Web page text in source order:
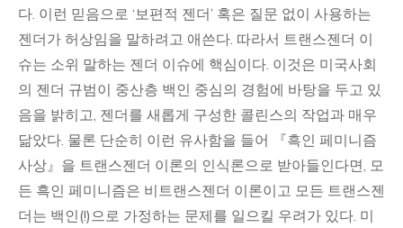
다. 이런 믿음으로 ‘보편적 젠더’ 혹은 질문 없이 사용하는
젠더가 허상임을 말하려고 애쓴다. 따라서 트랜스젠더 이
슈는 소위 말하는 젠더 이슈에 핵심이다. 이것은 미국사회
의 젠더 규범이 중산층 백인 중심의 경험에 바탕을 두고 있
음을 밝히고, 젠더를 새롭게 구성한 콜린스의 작업과 매우
닮았다. 물론 단순히 이런 유사함을 들어 『흑인 페미니즘
사상』을 트랜스젠더 이론의 인식론으로 받아들인다면, 모
든 흑인 페미니즘은 비트랜스젠더 이론이고 모든 트랜스젠
더는 백인(!)으로 가정하는 문제를 일으킬 우려가 있다. 미